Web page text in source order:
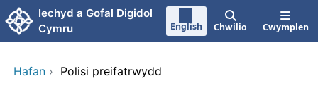
Neidio i'r prif gynnwy
Iechyd a Gofal Digidol
Cymru
English Chwilio Cwymplen
Hafan › Polisi preifatrwydd